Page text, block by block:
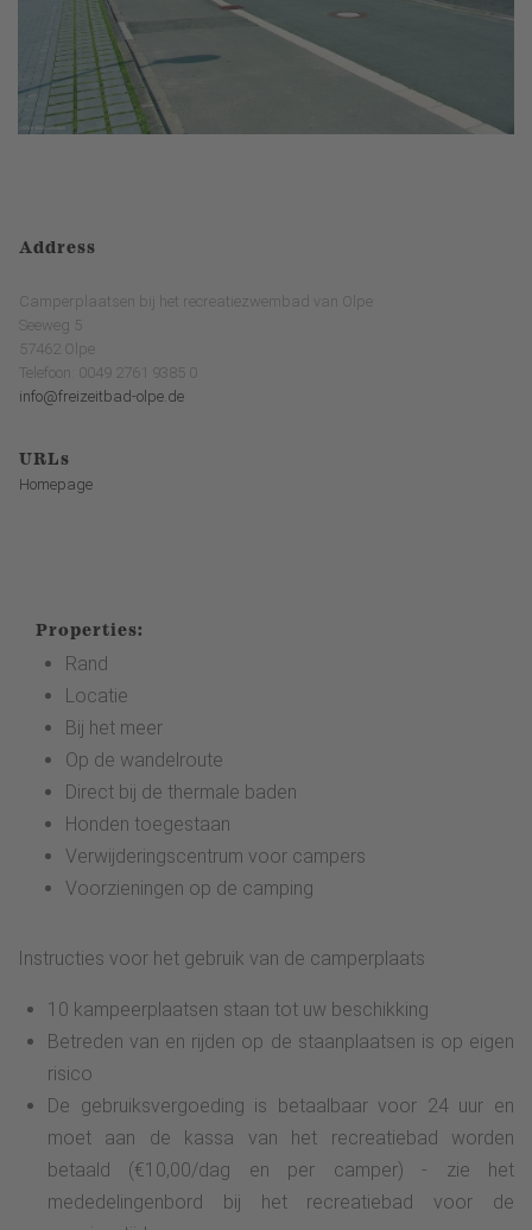
Address
Camperplaatsen bij het recreatiezwembad van Olpe
Seeweg 5
57462 Olpe
Telefoon: 0049 2761 9385 0
info@freizeitbad-olpe.de
URLs
Homepage
Properties:
Rand
Locatie
Bij het meer
Op de wandelroute
Direct bij de thermale baden
Honden toegestaan
Verwijderingscentrum voor campers
Voorzieningen op de camping
Instructies voor het gebruik van de camperplaats
10 kampeerplaatsen staan tot uw beschikking
Betreden van en rijden op de staanplaatsen is op eigen
risico
De gebruiksvergoeding is betaalbaar voor 24 uur en
moet aan de kassa van het recreatiebad worden
betaald (€10,00/dag en per camper) - zie het
mededelingenbord bij het recreatiebad voor de